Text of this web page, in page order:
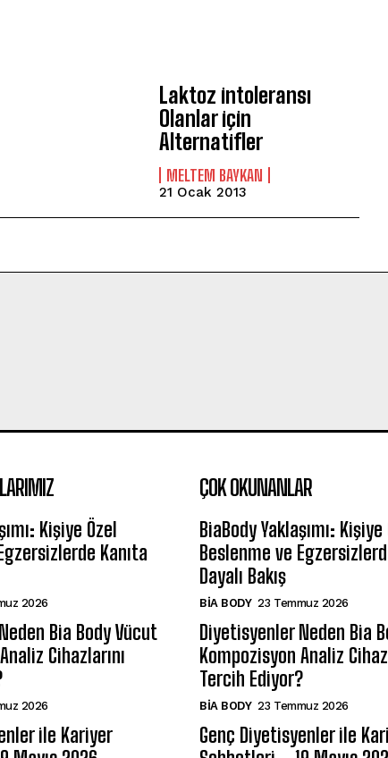
Laktoz intoleransı
Olanlar için
Alternatifler
MELTEM BAYKAN
21 Ocak 2013
Kişiye Özel
Kanıta
2026
Bia Body Vücut
Cihazlarını
2026
ile Kariyer
ÇOK OKUNANLAR
BiaBody Yaklaşımı: Kişiye
Beslenme ve
Dayalı Bakış
BIA BODY 23 Temmuz 2026
Diyetisyenler Neden Bia
Kompozisyon Analiz
Tercih Ediyor?
BIA BODY 23 Temmuz 2026
Genç Diyetisyenler ile